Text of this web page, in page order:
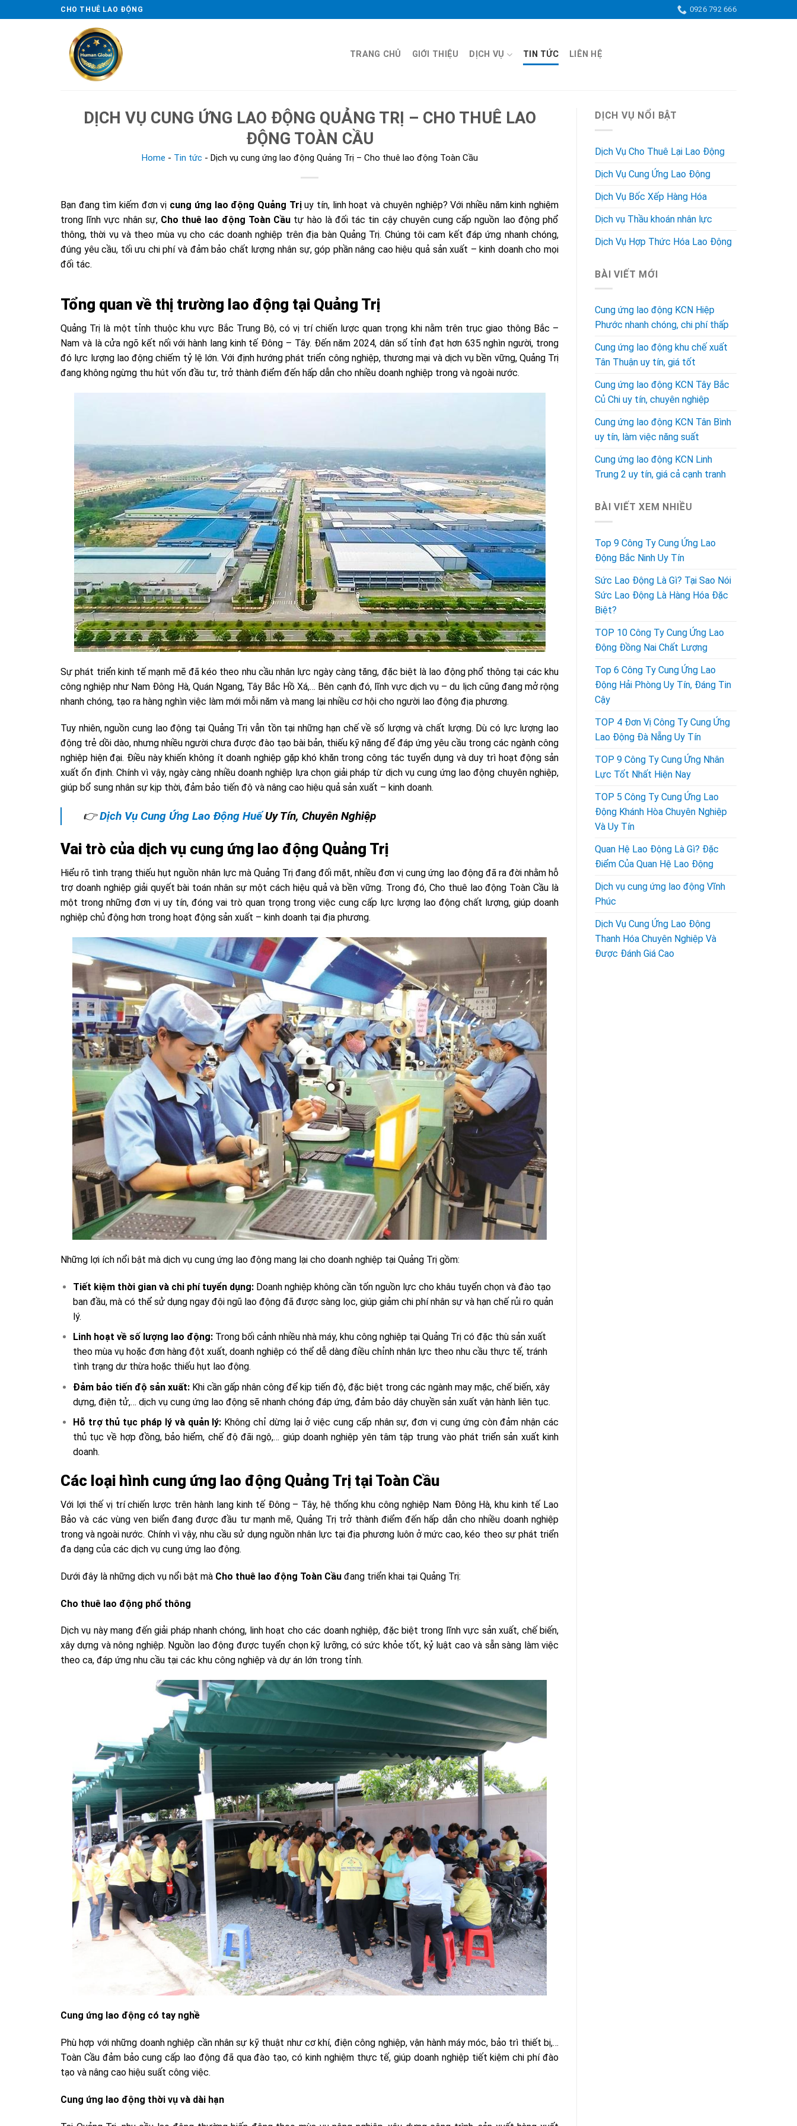
to
CHO THUÊ LAO ĐỘNG 0926 792 666
TRANG CHỦ GIỚI THIỆU DỊCH VỤ TIN TỨC LIÊN HỆ
DỊCH VỤ CUNG ỨNG LAO ĐỘNG QUẢNG TRỊ – CHO THUÊ LAO
ĐỘNG TOÀN CẦU
Home - Tin tức - Dịch vụ cung ứng lao động Quảng Trị – Cho thuê lao động Toàn Cầu
Bạn đang tìm kiếm đơn vị cung ứng lao động Quảng Trịuy tín, linh hoạt và chuyên nghiệp? Với nhiều năm kinh nghiệm
trong lĩnh vực nhân sự, Cho thuê lao động Toàn Cầu tự hào là đối tác tin cậy chuyên cung cấp nguồn lao động phổ
thông, thời vụ và theo mùa vụ cho các doanh nghiệp trên địa bàn Quảng Trị. Chúng tôi cam kết đáp ứng nhanh chóng,
đúng yêu cầu, tối ưu chi phí và đảm bảo chất lượng nhân sự, góp phần nâng cao hiệu quả sản xuất – kinh doanh cho mọi
đối tác.
Tổng quan về thị trường lao động tại Quảng Trị
Quảng Trị là một tỉnh thuộc khu vực Bắc Trung Bộ, có vị trí chiến lược quan trọng khi nằm trên trục giao thông Bắc –
Nam và là cửa ngõ kết nối với hành lang kinh tế Đông – Tây. Đến năm 2024, dân số tỉnh đạt hơn 635 nghìn người, trong
đó lực lượng lao động chiếm tỷ lệ lớn. Với định hướng phát triển công nghiệp, thương mại và dịch vụ bền vững, Quảng Trị
đang không ngừng thu hút vốn đầu tư, trở thành điểm đến hấp dẫn cho nhiều doanh nghiệp trong và ngoài nước.
Sự phát triển kinh tế mạnh mẽ đã kéo theo nhu cầu nhân lực ngày càng tăng, đặc biệt là lao động phổ thông tại các khu
công nghiệp như Nam Đông Hà, Quán Ngang, Tây Bắc Hồ Xá,… Bên cạnh đó, lĩnh vực dịch vụ – du lịch cũng đang mở rộng
nhanh chóng, tạo ra hàng nghìn việc làm mới mỗi năm và mang lại nhiều cơ hội cho người lao động địa phương.
Tuy nhiên, nguồn cung lao động tại Quảng Trị vẫn tồn tại những hạn chế về số lượng và chất lượng. Dù có lực lượng lao
động trẻ dồi dào, nhưng nhiều người chưa được đào tạo bài bản, thiếu kỹ năng để đáp ứng yêu cầu trong các ngành công
nghiệp hiện đại. Điều này khiến không ít doanh nghiệp gặp khó khăn trong công tác tuyển dụng và duy trì hoạt động sản
xuất ổn định. Chính vì vậy, ngày càng nhiều doanh nghiệp lựa chọn giải pháp từ dịch vụ cung ứng lao động chuyên nghiệp,
giúp bổ sung nhân sự kịp thời, đảm bảo tiến độ và nâng cao hiệu quả sản xuất – kinh doanh.
👉Dịch Vụ Cung Ứng Lao Động HuếUy Tín, Chuyên Nghiệp
Vai trò của dịch vụ cung ứng lao động Quảng Trị
Hiểu rõ tình trạng thiếu hụt nguồn nhân lực mà Quảng Trị đang đối mặt, nhiều đơn vị cung ứng lao động đã ra đời nhằm hỗ
trợ doanh nghiệp giải quyết bài toán nhân sự một cách hiệu quả và bền vững. Trong đó, Cho thuê lao động Toàn Cầu là
một trong những đơn vị uy tín, đóng vai trò quan trọng trong việc cung cấp lực lượng lao động chất lượng, giúp doanh
nghiệp chủ động hơn trong hoạt động sản xuất – kinh doanh tại địa phương.
Những lợi ích nổi bật mà dịch vụ cung ứng lao động mang lại cho doanh nghiệp tại Quảng Trị gồm:
Tiết kiệm thời gian và chi phí tuyển dụng:Doanh nghiệp không cần tốn nguồn lực cho khâu tuyển chọn và đào tạo
ban đầu, mà có thể sử dụng ngay đội ngũ lao động đã được sàng lọc, giúp giảm chi phí nhân sự và hạn chế rủi ro quản
lý.
Linh hoạt về số lượng lao động:Trong bối cảnh nhiều nhà máy, khu công nghiệp tại Quảng Trị có đặc thù sản xuất
theo mùa vụ hoặc đơn hàng đột xuất, doanh nghiệp có thể dễ dàng điều chỉnh nhân lực theo nhu cầu thực tế, tránh
tình trạng dư thừa hoặc thiếu hụt lao động.
Đảm bảo tiến độ sản xuất:Khi cần gấp nhân công để kịp tiến độ, đặc biệt trong các ngành may mặc, chế biến, xây
dựng, điện tử,… dịch vụ cung ứng lao động sẽ nhanh chóng đáp ứng, đảm bảo dây chuyền sản xuất vận hành liên tục.
Hỗ trợ thủ tục pháp lý và quản lý: Không chỉ dừng lại ở việc cung cấp nhân sự, đơn vị cung ứng còn đảm nhận các
thủ tục về hợp đồng, bảo hiểm, chế độ đãi ngộ,… giúp doanh nghiệp yên tâm tập trung vào phát triển sản xuất kinh
doanh.
Các loại hình cung ứng lao động Quảng Trị tại Toàn Cầu
Với lợi thế vị trí chiến lược trên hành lang kinh tế Đông – Tây, hệ thống khu công nghiệp Nam Đông Hà, khu kinh tế Lao
Bảo và các vùng ven biển đang được đầu tư mạnh mẽ, Quảng Trị trở thành điểm đến hấp dẫn cho nhiều doanh nghiệp
trong và ngoài nước. Chính vì vậy, nhu cầu sử dụng nguồn nhân lực tại địa phương luôn ở mức cao, kéo theo sự phát triển
đa dạng của các dịch vụ cung ứng lao động.
Dưới đây là những dịch vụ nổi bật mà Cho thuê lao động Toàn Cầu đang triển khai tại Quảng Trị:
Cho thuê lao động phổ thông
Dịch vụ này mang đến giải pháp nhanh chóng, linh hoạt cho các doanh nghiệp, đặc biệt trong lĩnh vực sản xuất, chế biến,
xây dựng và nông nghiệp. Nguồn lao động được tuyển chọn kỹ lưỡng, có sức khỏe tốt, kỷ luật cao và sẵn sàng làm việc
theo ca, đáp ứng nhu cầu tại các khu công nghiệp và dự án lớn trong tỉnh.
Cung ứng lao động có tay nghề
Phù hợp với những doanh nghiệp cần nhân sự kỹ thuật như cơ khí, điện công nghiệp, vận hành máy móc, bảo trì thiết bị,…
Toàn Cầu đảm bảo cung cấp lao động đã qua đào tạo, có kinh nghiệm thực tế, giúp doanh nghiệp tiết kiệm chi phí đào
tạo và nâng cao hiệu suất công việc.
Cung ứng lao động thời vụ và dài hạn
DỊCH VỤ NỔI BẬT
Dịch Vụ Cho Thuê Lại Lao Động
Dịch Vụ Cung Ứng Lao Động
Dịch Vụ Bốc Xếp Hàng Hóa
Dịch vụ Thầu khoán nhân lực
Dịch Vụ Hợp Thức Hóa Lao Động
BÀI VIẾT MỚI
Cung ứng lao động KCN Hiệp
Phước nhanh chóng, chi phí thấp
Cung ứng lao động khu chế xuất
Tân Thuận uy tín, giá tốt
Cung ứng lao động KCN Tây Bắc
Củ Chi uy tín, chuyên nghiệp
Cung ứng lao động KCN Tân Bình
uy tín, làm việc năng suất
Cung ứng lao động KCN Linh
Trung 2 uy tín, giá cả cạnh tranh
BÀI VIẾT XEM NHIỀU
Top 9 Công Ty Cung Ứng Lao
Động Bắc Ninh Uy Tín
Sức Lao Động Là Gì? Tại Sao Nói
Sức Lao Động Là Hàng Hóa Đặc
Biệt?
TOP 10 Công Ty Cung Ứng Lao
Động Đồng Nai Chất Lượng
Top 6 Công Ty Cung Ứng Lao
Động Hải Phòng Uy Tín, Đáng Tin
Cậy
TOP 4 Đơn Vị Công Ty Cung Ứng
Lao Động Đà Nẵng Uy Tín
TOP 9 Công Ty Cung Ứng Nhân
Lực Tốt Nhất Hiện Nay
TOP 5 Công Ty Cung Ứng Lao
Động Khánh Hòa Chuyên Nghiệp
Và Uy Tín
Quan Hệ Lao Động Là Gì? Đặc
Điểm Của Quan Hệ Lao Động
Dịch vụ cung ứng lao động Vĩnh
Phúc
Dịch Vụ Cung Ứng Lao Động
Thanh Hóa Chuyên Nghiệp Và
Được Đánh Giá Cao